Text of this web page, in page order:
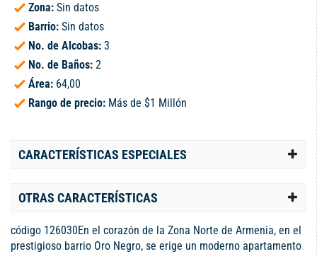
Zona: Sin datos
Barrio: Sin datos
No. de Alcobas: 3
No. de Baños: 2
Área: 64,00
Rango de precio: Más de $1 Millón
CARACTERÍSTICAS ESPECIALES
OTRAS CARACTERÍSTICAS
código 126030En el corazón de la Zona Norte de Armenia, en el
prestigioso barrio Oro Negro, se erige un moderno apartamento